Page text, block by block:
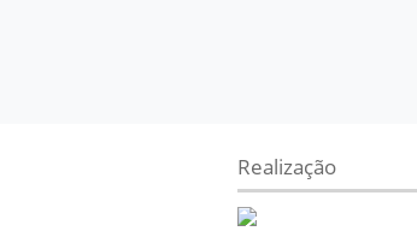
Realização